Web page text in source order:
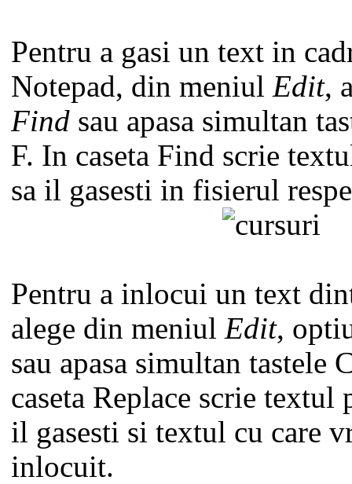
Pentru a gasi un text in
Notepad, din meniulEdit,
Find sau apasa simultan
F. In caseta Find scrie
sa il gasesti in fisierul
Pentru a inlocui un text
alege din meniulEdit,
sau apasa simultan tastele
caseta Replace scrie textul
il gasesti si textul cu care
inlocuit.